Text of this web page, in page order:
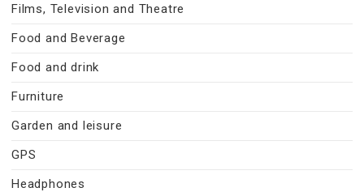
Films, Television and Theatre
Food and Beverage
Food and drink
Furniture
Garden and leisure
GPS
Headphones